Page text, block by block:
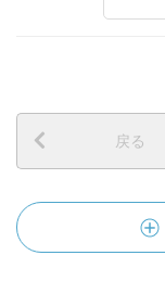
戻る